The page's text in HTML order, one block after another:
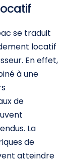
se traduit
locatif
En effet,
à une
de
La
de
atteindre